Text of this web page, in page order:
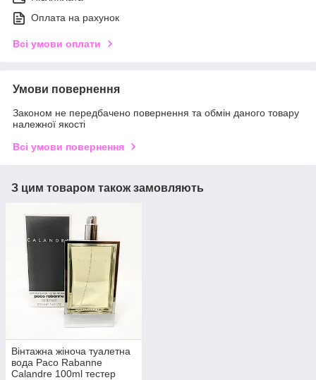
Оплата на рахунок
Всі умови оплати
Умови повернення
Законом не передбачено повернення та обмін даного товару
належної якості
Всі умови повернення
З цим товаром також замовляють
Вінтажна жіноча туалетна
вода Paco Rabanne
Calandre 100ml тестер